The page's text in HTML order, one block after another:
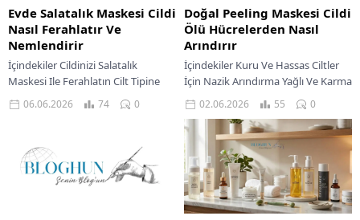
Evde Salatalık Maskesi Cildi
Nasıl Ferahlatır Ve
Nemlendirir
İçindekiler Cildinizi Salatalık
Maskesi Ile Ferahlatın Cilt Tipine
Göre Salatalık Maskesi Tarifleri
Kuru Ciltler İçin Salatalık Maskesi
06.06.2026 74 0
Doğal Peeling Maskesi Cildi
Ölü Hücrelerden Nasıl
Arındırır
İçindekiler Kuru Ve Hassas Ciltler
İçin Nazik Arındırma Yağlı Ve Karma
Ciltler İçin Derin Temizlik Cildine
Uygun Peeling Sıklığı Güvenli...
02.06.2026 55 0